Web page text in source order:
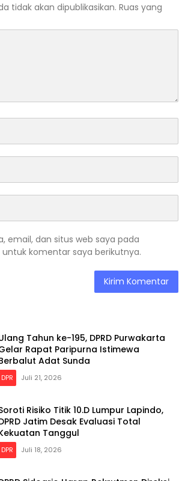
tidak akan dipublikasikan. Ruas yang
email, dan situs web saya pada
komentar saya berikutnya.
Tahun ke-195, DPRD Purwakarta
Rapat Paripurna Istimewa
Adat Sunda
DPR Juli 21, 2026
Risiko Titik 10.D Lumpur Lapindo,
Jatim Desak Evaluasi Total
Tanggul
DPR Juli 18, 2026